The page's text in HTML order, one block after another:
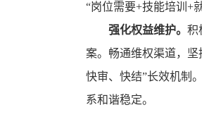
“岗位需要+技能培训 +
强化权益维护。 积
案。畅通维权渠道，坚
快审、快结”长效机制
系和谐稳定。